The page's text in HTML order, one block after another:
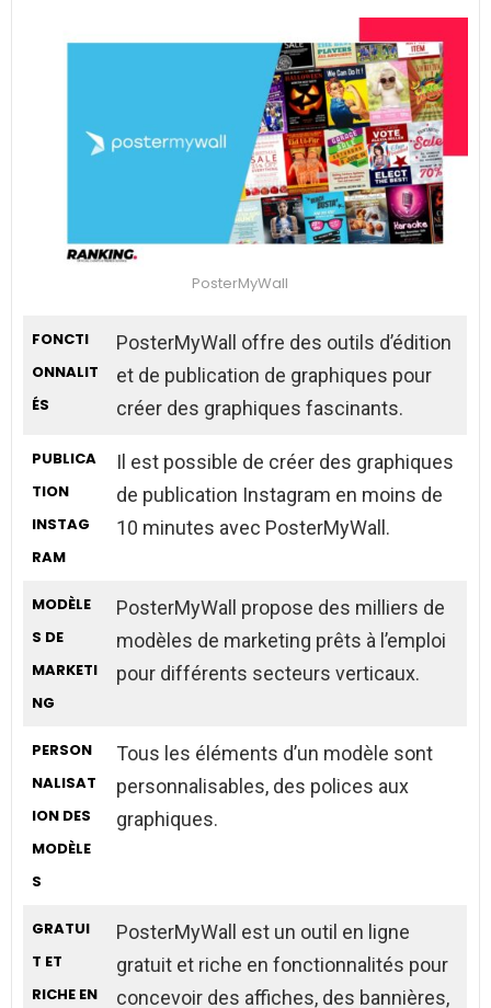
PosterMyWall
FONCTI
ONNALIT
ÉS
PosterMyWall offre des outils d’édition
et de publication de graphiques pour
créer des graphiques fascinants.
PUBLICA
TION
INSTAG
RAM
Il est possible de créer des graphiques
de publication Instagram en moins de
10 minutes avec PosterMyWall.
MODÈLE
S DE
MARKETI
NG
PosterMyWall propose des milliers de
modèles de marketing prêts à l’emploi
pour différents secteurs verticaux.
PERSON
NALISAT
ION DES
MODÈLE
S
Tous les éléments d’un modèle sont
personnalisables, des polices aux
graphiques.
GRATUI
T ET
RICHE EN
PosterMyWall est un outil en ligne
gratuit et riche en fonctionnalités pour
concevoir des affiches, des bannières,